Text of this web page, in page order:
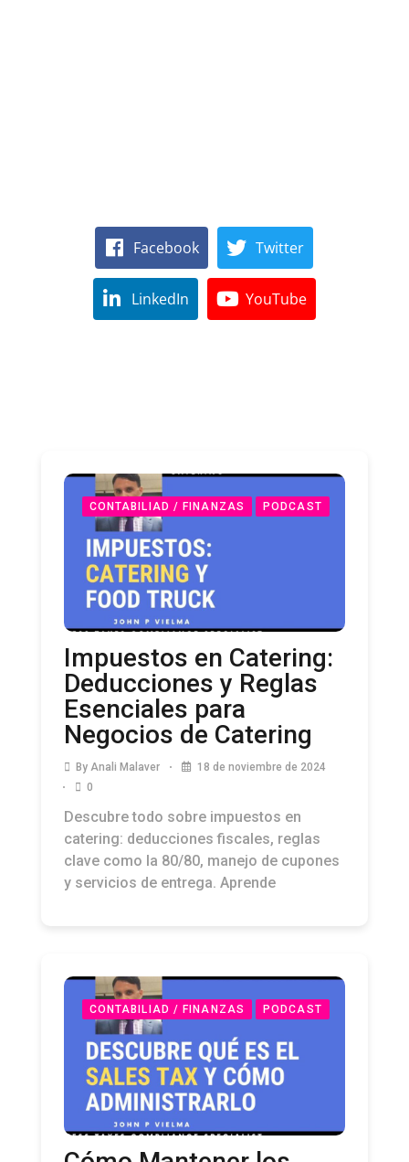
Facebook Twitter
LinkedIn YouTube
CONTABILIAD / FINANZAS
Impuestos en Catering:
Deducciones y Reglas
Esenciales para
Negocios de Catering
ByAnali Malaver
Descubre todo sobre impuestos en
catering: deducciones fiscales, reglas
clave como la 80/80, manejo de cupones
CONTABILIAD / FINANZAS